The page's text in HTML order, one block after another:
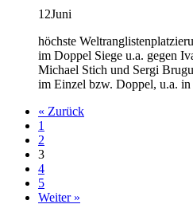
12Juni
höchste
im Doppel Siege u.a. gegen
Michael Stich und Sergi
im Einzel bzw. Doppel, u.a.
« Zurück
1
2
3
4
5
Weiter »